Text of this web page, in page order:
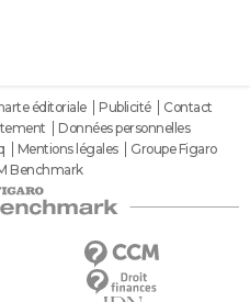
éditoriale Publicité
Contact
Données personnelles
Mentions légales
Groupe Figaro
Benchmark